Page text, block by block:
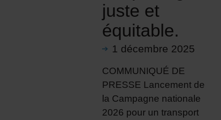
juste et
équitable.
1 décembre 2025
COMMUNIQUÉ DE
PRESSE Lancement de
la Campagne nationale
2026 pour un transport